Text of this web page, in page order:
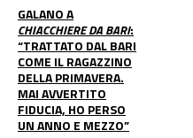
GALANO A
CHIACCHIERE DA BARI:
“TRATTATO DAL BARI
COME IL RAGAZZINO
DELLA PRIMAVERA.
MAI AVVERTITO
FIDUCIA, HO PERSO
UN ANNO E MEZZO”